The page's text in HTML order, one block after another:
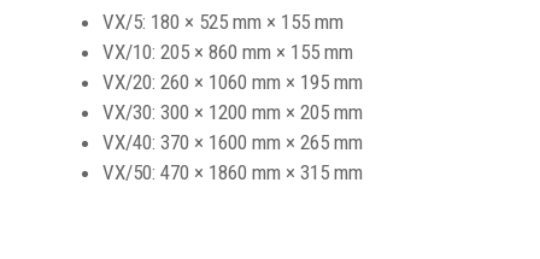
VX/5: 180 × 525 mm × 155 mm
VX/10: 205 × 860 mm × 155 mm
VX/20: 260 × 1060 mm × 195 mm
VX/30: 300 × 1200 mm × 205 mm
VX/40: 370 × 1600 mm × 265 mm
VX/50: 470 × 1860 mm × 315 mm